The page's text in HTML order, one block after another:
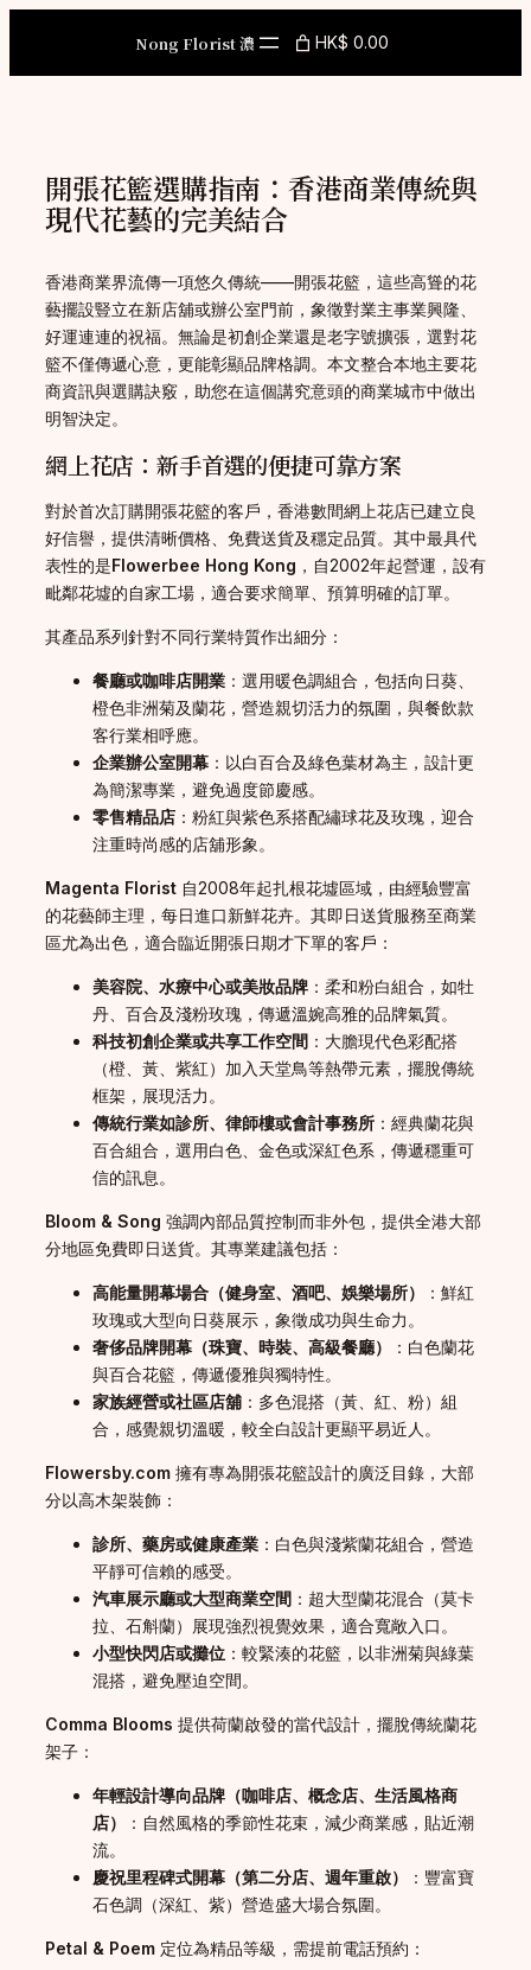
Nong Florist 濃 HK$ 0.00
開張花籃選購指南：香港商業傳統與
現代花藝的完美結合
香港商業界流傳一項悠久傳統——開張花籃，這些高聳的花
藝擺設豎立在新店舖或辦公室門前，象徵對業主事業興隆、
好運連連的祝福。無論是初創企業還是老字號擴張，選對花
籃不僅傳遞心意，更能彰顯品牌格調。本文整合本地主要花
商資訊與選購訣竅，助您在這個講究意頭的商業城市中做出
明智決定。
網上花店：新手首選的便捷可靠方案
對於首次訂購開張花籃的客戶，香港數間網上花店已建立良
好信譽，提供清晰價格、免費送貨及穩定品質。其中最具代
表性的是Flowerbee Hong Kong ，自2002年起營運，設有
毗鄰花墟的自家工場，適合要求簡單、預算明確的訂單。
其產品系列針對不同行業特質作出細分：
餐廳或咖啡店開業 ：選用暖色調組合，包括向日葵、
橙色非洲菊及蘭花，營造親切活力的氛圍，與餐飲款
客行業相呼應。
企業辦公室開幕 ：以白百合及綠色葉材為主，設計更
為簡潔專業，避免過度節慶感。
零售精品店 ：粉紅與紫色系搭配繡球花及玫瑰，迎合
注重時尚感的店舖形象。
Magenta Florist 自2008年起扎根花墟區域，由經驗豐富
的花藝師主理，每日進口新鮮花卉。其即日送貨服務至商業
區尤為出色，適合臨近開張日期才下單的客戶：
美容院、水療中心或美妝品牌 ：柔和粉白組合，如牡
丹、百合及淺粉玫瑰，傳遞溫婉高雅的品牌氣質。
科技初創企業或共享工作空間 ：大膽現代色彩配搭
（橙、黃、紫紅）加入天堂鳥等熱帶元素，擺脫傳統
框架，展現活力。
傳統行業如診所、律師樓或會計事務所 ：經典蘭花與
百合組合，選用白色、金色或深紅色系，傳遞穩重可
信的訊息。
Bloom & Song 強調內部品質控制而非外包，提供全港大部
分地區免費即日送貨。其專業建議包括：
高能量開幕場合（健身室、酒吧、娛樂場所）
：鮮紅
玫瑰或大型向日葵展示，象徵成功與生命力。
奢侈品牌開幕（珠寶、時裝、高級餐廳）
：白色蘭花
與百合花籃，傳遞優雅與獨特性。
家族經營或社區店舖 ：多色混搭（黃、紅、粉）組
合，感覺親切溫暖，較全白設計更顯平易近人。
Flowersby.com 擁有專為開張花籃設計的廣泛目錄，大部
分以高木架裝飾：
診所、藥房或健康產業 ：白色與淺紫蘭花組合，營造
平靜可信賴的感受。
汽車展示廳或大型商業空間 ：超大型蘭花混合（莫卡
拉、石斛蘭）展現強烈視覺效果，適合寬敞入口。
小型快閃店或攤位 ：較緊湊的花籃，以非洲菊與綠葉
混搭，避免壓迫空間。
Comma Blooms 提供荷蘭啟發的當代設計，擺脫傳統蘭花
架子：
年輕設計導向品牌（咖啡店、概念店、生活風格商
店）
：自然風格的季節性花束，減少商業感，貼近潮
流。
慶祝里程碑式開幕（第二分店、週年重啟）
：豐富寶
石色調（深紅、紫）營造盛大場合氛圍。
Petal & Poem 定位為精品等級，需提前電話預約：